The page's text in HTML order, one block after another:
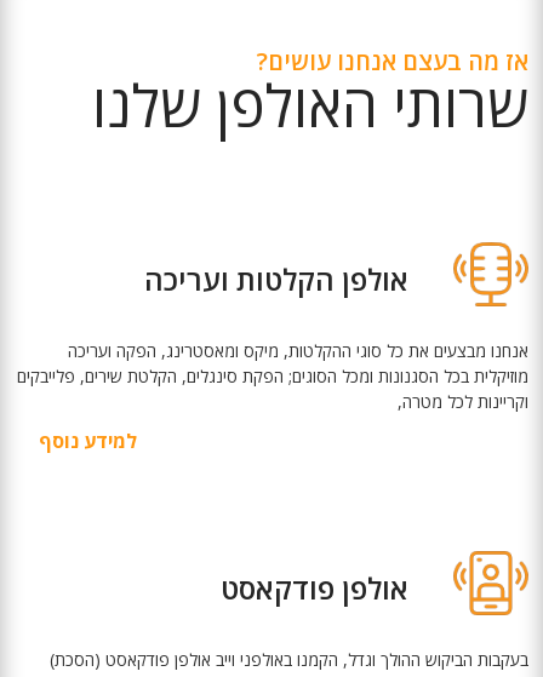
אז מה בעצם אנחנו עושים?
שרותי האולפן שלנו
אולפן הקלטות ועריכה
אנחנו מבצעים את כל סוגי ההקלטות, מיקס ומאסטרינג, הפקה ועריכה
מוזיקלית בכל הסגנונות ומכל הסוגים; הפקת סינגלים, הקלטת שירים, פלייבקים
וקריינות לכל מטרה,
למידע נוסף
אולפן פודקאסט
בעקבות הביקוש ההולך וגדל, הקמנו באולפני וייב אולפן פודקאסט (הסכת)